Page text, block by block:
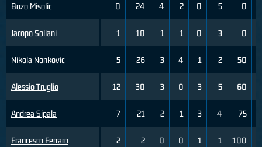
Bozo Misolic
Jacopo Soliani
Nikola Nonkovic
Alessio Truglio
Andrea Sipala
Francesco Ferraro
0 24 4 2 0 5 0
1 10 1 1 0 3 0
5 26 3 4 1 2 50
12 30 3 0 3 5 60
7 21 2 1 3 4 75
2 2 0 0 1 1 100